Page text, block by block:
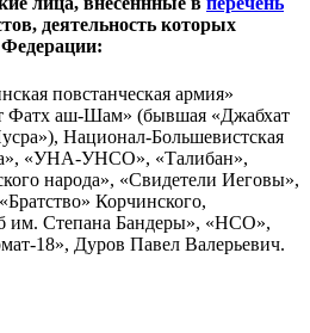
деятельность которых
повстанческая армия»
аш-Шам» (бывшая «Джабхат
Национал-Большевистская
«УНА-УНСО», «Талибан»,
народа», «Свидетели Иеговы»,
Корчинского,
им. Степана Бандеры», «НСО»,
18», Дуров Павел Валерьевич.